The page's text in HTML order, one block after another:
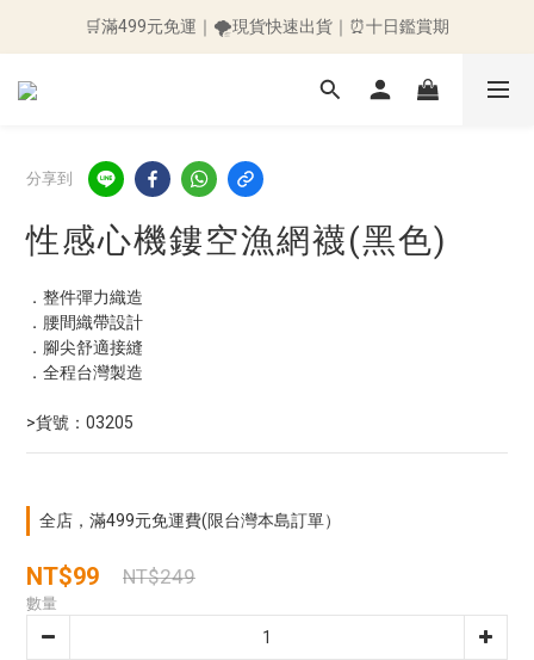
🛒滿499元免運｜🌪️現貨快速出貨｜⏰十日鑑賞期
🛒滿499元免運｜🌪️現貨快速出貨｜⏰十日鑑賞期
👉加入會員送50元購物金👈 ～訂單立即折抵~
分享到
性感心機鏤空漁網襪(黑色)
．整件彈力織造
．腰間織帶設計
．腳尖舒適接縫
．全程台灣製造
>貨號：03205
全店，滿499元免運費(限台灣本島訂單）
NT$99 NT$249
數量